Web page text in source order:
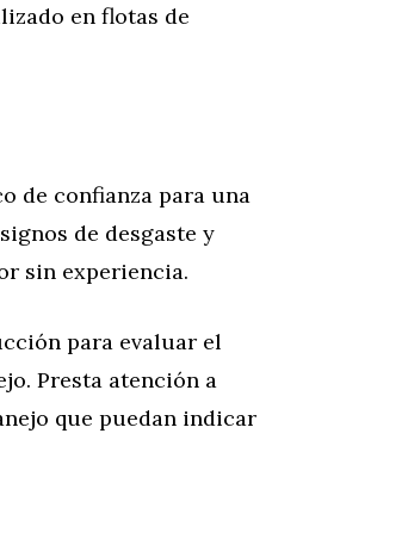
en flotas de
de confianza para una
de desgaste y
sin experiencia.
para evaluar el
Presta atención a
que puedan indicar